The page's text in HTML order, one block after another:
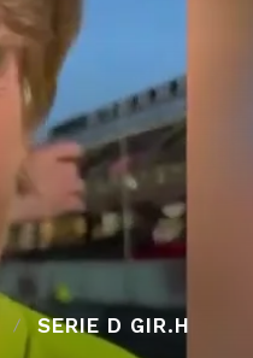
SERIE D GIR.H